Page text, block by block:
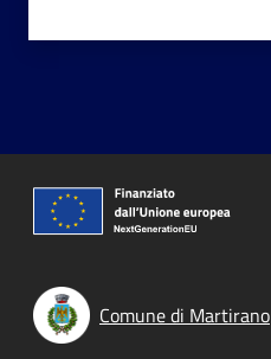
Comune di Martirano